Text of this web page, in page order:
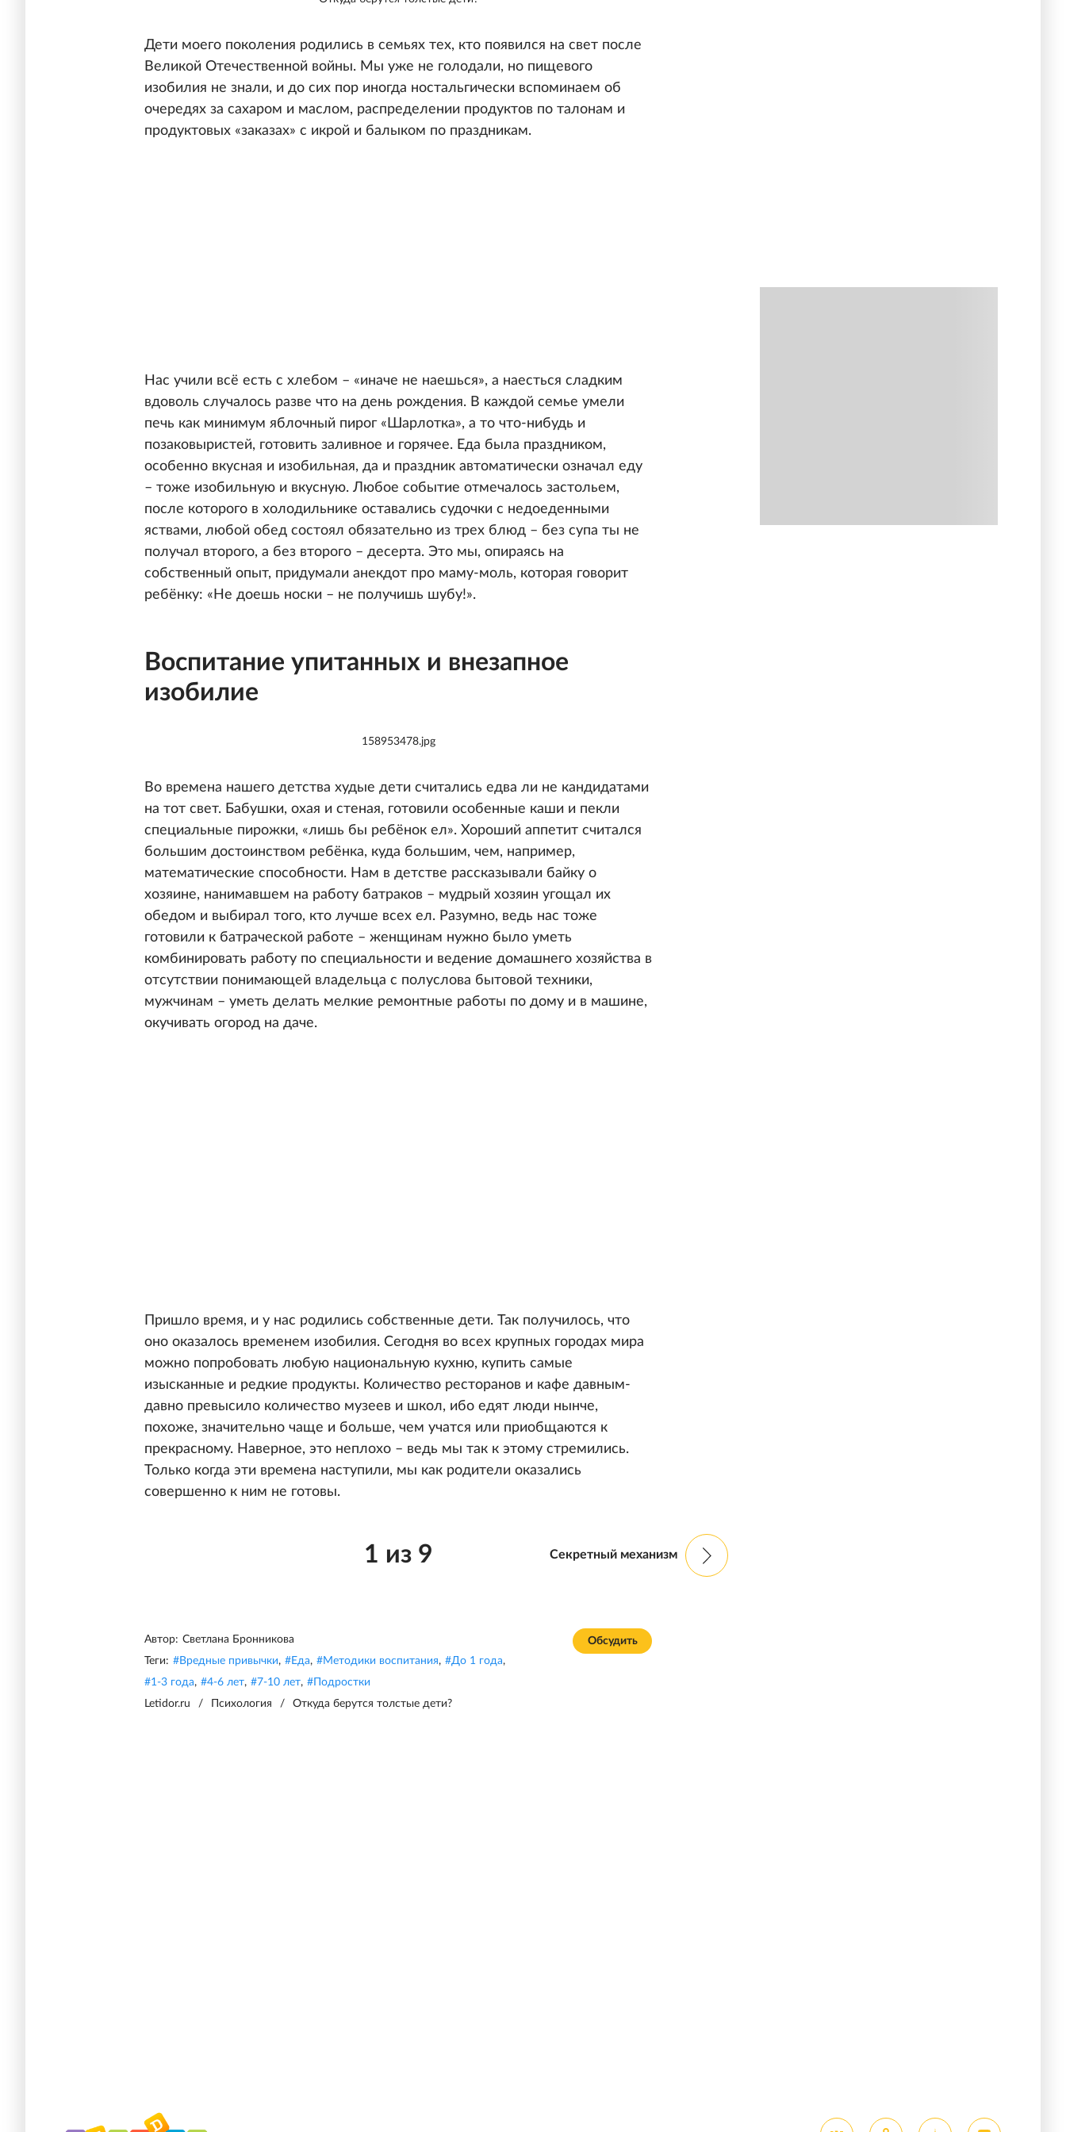
Дети моего поколения родились в семьях тех, кто появился на свет после
Великой Отечественной войны. Мы уже не голодали, но пищевого
изобилия не знали, и до сих пор иногда ностальгически вспоминаем об
очередях за сахаром и маслом, распределении продуктов по талонам и
продуктовых «заказах» с икрой и балыком по праздникам.
Нас учили всё есть с хлебом – «иначе не наешься», а наесться сладким
вдоволь случалось разве что на день рождения. В каждой семье умели
печь как минимум яблочный пирог «Шарлотка», а то что-нибудь и
позаковыристей, готовить заливное и горячее. Еда была праздником,
особенно вкусная и изобильная, да и праздник автоматически означал еду
– тоже изобильную и вкусную. Любое событие отмечалось застольем,
после которого в холодильнике оставались судочки с недоеденными
яствами, любой обед состоял обязательно из трех блюд – без супа ты не
получал второго, а без второго – десерта. Это мы, опираясь на
собственный опыт, придумали анекдот про маму-моль, которая говорит
ребёнку: «Не доешь носки – не получишь шубу!».
Воспитание упитанных и внезапное
изобилие
158953478.jpg
Во времена нашего детства худые дети считались едва ли не кандидатами
на тот свет. Бабушки, охая и стеная, готовили особенные каши и пекли
специальные пирожки, «лишь бы ребёнок ел». Хороший аппетит считался
большим достоинством ребёнка, куда большим, чем, например,
математические способности. Нам в детстве рассказывали байку о
хозяине, нанимавшем на работу батраков – мудрый хозяин угощал их
обедом и выбирал того, кто лучше всех ел. Разумно, ведь нас тоже
готовили к батраческой работе – женщинам нужно было уметь
комбинировать работу по специальности и ведение домашнего хозяйства в
отсутствии понимающей владельца с полуслова бытовой техники,
мужчинам – уметь делать мелкие ремонтные работы по дому и в машине,
окучивать огород на даче.
Пришло время, и у нас родились собственные дети. Так получилось, что
оно оказалось временем изобилия. Сегодня во всех крупных городах мира
можно попробовать любую национальную кухню, купить самые
изысканные и редкие продукты. Количество ресторанов и кафе давным-
давно превысило количество музеев и школ, ибо едят люди нынче,
похоже, значительно чаще и больше, чем учатся или приобщаются к
прекрасному. Наверное, это неплохо – ведь мы так к этому стремились.
Только когда эти времена наступили, мы как родители оказались
совершенно к ним не готовы.
1 из 9 Секретный механизм
Обсудить
Автор: Светлана Бронникова
Теги: #Вредные привычки, #Еда, #Методики воспитания, #До 1 года,
#1-3 года, #4-6 лет, #7-10 лет, # Подростки
Letidor.ru
/ Психология / Откуда берутся толстые дети?